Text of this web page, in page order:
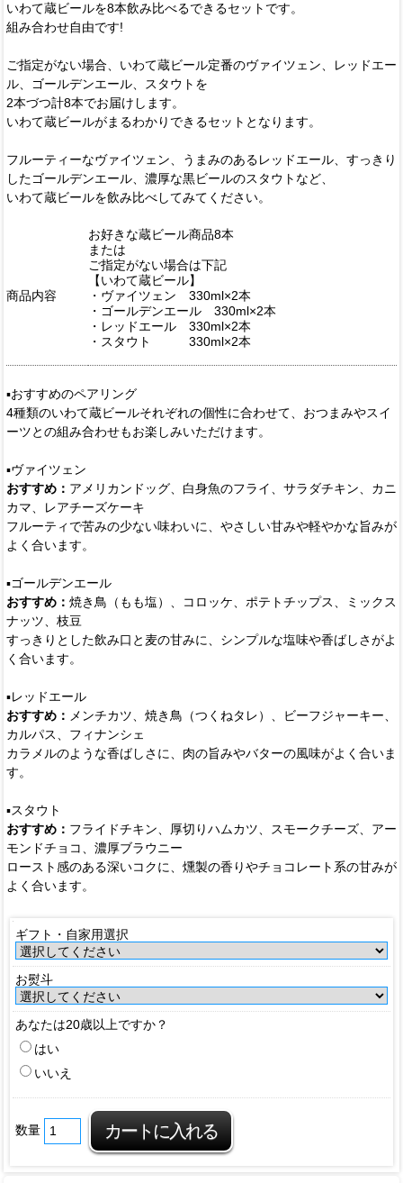
いわて蔵ビールを8本飲み比べるできるセットです。
組み合わせ自由です!
ご指定がない場合、いわて蔵ビール定番のヴァイツェン、レッドエー
ル、ゴールデンエール、スタウトを
2本づつ計8本でお届けします。
いわて蔵ビールがまるわかりできるセットとなります。
フルーティーなヴァイツェン、うまみのあるレッドエール、すっきり
したゴールデンエール、濃厚な黒ビールのスタウトなど、
いわて蔵ビールを飲み比べしてみてください。
商品内容
お好きな蔵ビール商品8本
または
ご指定がない場合は下記
【いわて蔵ビール】
・ヴァイツェン 330ml×2本
・ゴールデンエール 330ml×2本
・レッドエール 330ml×2本
・スタウト 330ml×2本
▪️おすすめのペアリング
4種類のいわて蔵ビールそれぞれの個性に合わせて、おつまみやスイ
ーツとの組み合わせもお楽しみいただけます。
▪️ヴァイツェン
おすすめ： アメリカンドッグ、白身魚のフライ、サラダチキン、カニ
カマ、レアチーズケーキ
フルーティで苦みの少ない味わいに、やさしい甘みや軽やかな旨みが
よく合います。
▪️ゴールデンエール
おすすめ： 焼き鳥（もも塩）、コロッケ、ポテトチップス、ミックス
ナッツ、枝豆
すっきりとした飲み口と麦の甘みに、シンプルな塩味や香ばしさがよ
く合います。
▪️レッドエール
おすすめ： メンチカツ、焼き鳥（つくねタレ）、ビーフジャーキー、
カルパス、フィナンシェ
カラメルのような香ばしさに、肉の旨みやバターの風味がよく合いま
す。
▪️スタウト
おすすめ： フライドチキン、厚切りハムカツ、スモークチーズ、アー
モンドチョコ、濃厚ブラウニー
ロースト感のある深いコクに、燻製の香りやチョコレート系の甘みが
よく合います。
ギフト・自家用選択
お熨斗
あなたは20歳以上ですか？
はい
いいえ
数量